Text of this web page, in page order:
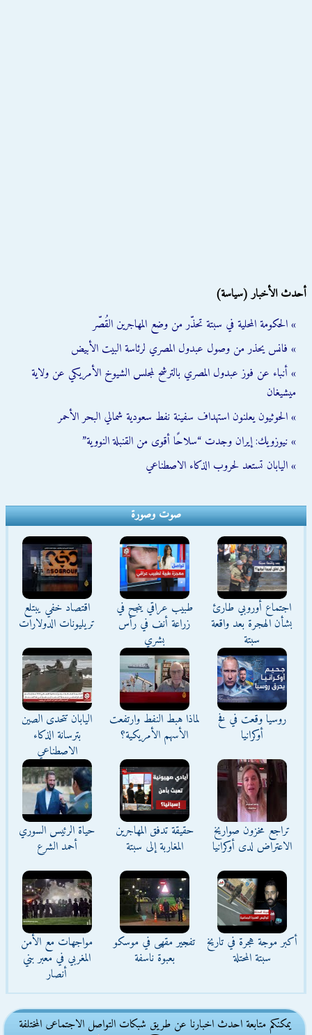
أحدث الأخبار (سياسة)
» الحكومة المحلية في سبتة تحذّر من وضع المهاجرين القُصّر
» فانس يحذر من وصول عبدول المصري لرئاسة البيت الأبيض
» أنباء عن فوز عبدول المصري بالترشح لمجلس الشيوخ الأمريكي عن ولاية
ميشيغان
» الحوثيون يعلنون استهداف سفينة نفط سعودية شمالي البحر الأحمر
» نيوزويك: إيران وجدت “سلاحًا أقوى من القنبلة النووية”
» اليابان تستعد لحروب الذكاء الاصطناعي
صوت وصورة
اجتماع أوروبي طارئ
بشأن الهجرة بعد واقعة
سبتة
طبيب عراقي ينجح في
زراعة أنف في رأس
بشري
اقتصاد خفي يبتلع
تريليونات الدولارات
روسيا وقعت في فخ
أوكرانيا
لماذا هبط النفط وارتفعت
الأسهم الأمريكية؟
اليابان تتحدى الصين
بترسانة الذكاء
الاصطناعي
تراجع مخزون صواريخ
الاعتراض لدى أوكرانيا
حقيقة تدفق المهاجرين
المغاربة إلى سبتة
حياة الرئيس السوري
أحمد الشرع
أكبر موجة هجرة في تاريخ
سبتة المحتلة
تفجير مقهى في موسكو
بعبوة ناسفة
مواجهات مع الأمن
المغربي في معبر بني
أنصار
يمكنكم متابعة احدث اخبارنا عن طريق شبكات التواصل الاجتماعى المختلفة